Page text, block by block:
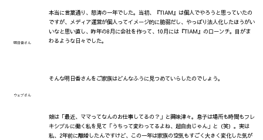
明日香さん
本当に言葉通り、怒涛の一年でした。当初、『TIAM』は個人でやろうと思っていたの
ですが、メディア運営が個人ってイメージ的に脆弱だし、やっぱり法人化したほうがい
いなと思い直し、昨年の8月に会社を作って、10月には『TIAM』のローンチ。目がま
わるような日々でした。
ウェブさん
そんな明日香さんをご家族はどんなふうに見つめていらしたのでしょう。
娘は「最近、ママってなんのお仕事してるの？」と興味津々。息子は場所も時間もフレ
キシブルに働く私を見て「うちって変わってるよね、超自由じゃん」と（笑）。実は
私、2年前に離婚したんですけど、この一年は家族の空気もすごく大きく変化した気が